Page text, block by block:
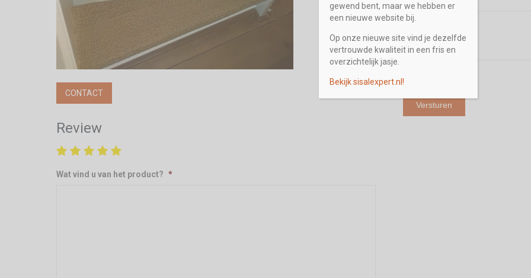
CONTACT
Review
Wat vind u van het product? *
gewend bent, maar we hebben er
een nieuwe website bij.
Op onze nieuwe site vind je dezelfde
vertrouwde kwaliteit in een fris en
overzichtelijk jasje.
Bekijk sisalexpert.nl!